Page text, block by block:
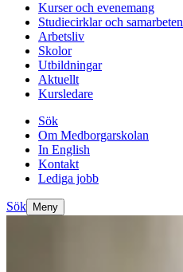
Kurser och evenemang
Studiecirklar och samarbeten
Arbetsliv
Skolor
Utbildningar
Aktuellt
Kursledare
Sök
Om Medborgarskolan
In English
Kontakt
Lediga jobb
Sök Meny